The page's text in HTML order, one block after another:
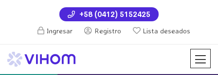
+58 (0412) 5152425
Ingresar
Registro Lista deseados